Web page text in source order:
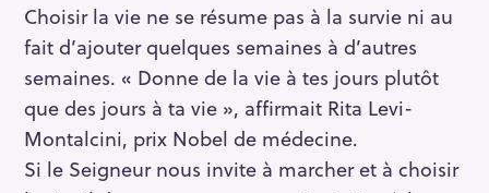
Choisir la vie ne se résume pas à la survie ni au
fait d’ajouter quelques semaines à d’autres
semaines. « Donne de la vie à tes jours plutôt
que des jours à ta vie », affirmait Rita Levi-
Montalcini, prix Nobel de médecine.
Si le Seigneur nous invite à marcher et à choisir